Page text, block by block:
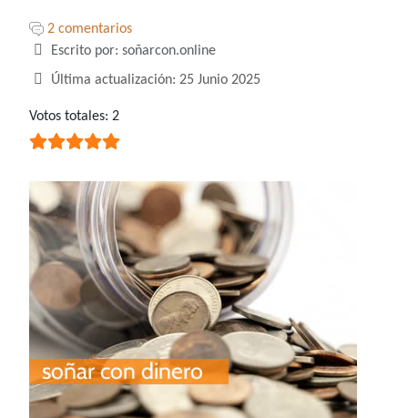
2 comentarios
Detalles
Escrito por: soñarcon.online
Última actualización: 25 Junio 2025
Ratio:5/5
Votos totales: 2